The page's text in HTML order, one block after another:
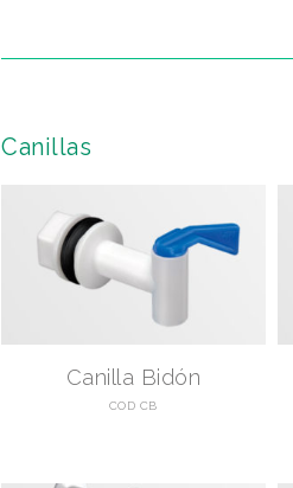
Canillas
Canilla Bidón
COD CB